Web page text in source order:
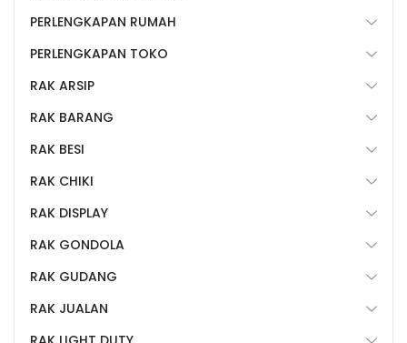
PERLENGKAPAN RUMAH
PERLENGKAPAN TOKO
RAK ARSIP
RAK BARANG
RAK BESI
RAK CHIKI
RAK DISPLAY
RAK GONDOLA
RAK GUDANG
RAK JUALAN